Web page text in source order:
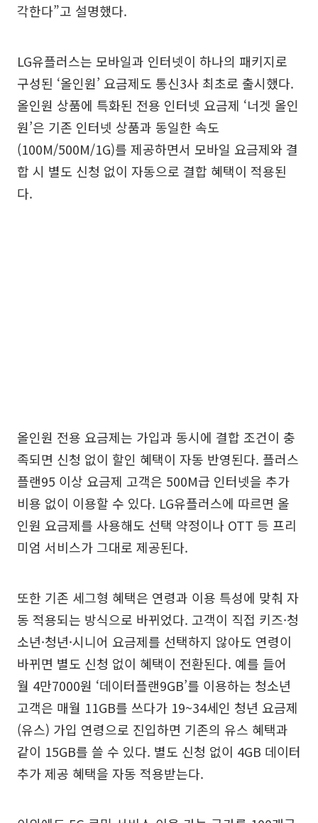
각한다”고 설명했다.
LG유플러스는 모바일과 인터넷이 하나의 패키지로
구성된 ‘올인원’ 요금제도 통신3사 최초로 출시했다.
올인원 상품에 특화된 전용 인터넷 요금제 ‘너겟 올인
원’은 기존 인터넷 상품과 동일한 속도
(100M/500M/1G)를 제공하면서 모바일 요금제와 결
합 시 별도 신청 없이 자동으로 결합 혜택이 적용된
다.
올인원 전용 요금제는 가입과 동시에 결합 조건이 충
족되면 신청 없이 할인 혜택이 자동 반영된다. 플러스
플랜95 이상 요금제 고객은 500M급 인터넷을 추가
비용 없이 이용할 수 있다. LG유플러스에 따르면 올
인원 요금제를 사용해도 선택 약정이나 OTT 등 프리
미엄 서비스가 그대로 제공된다.
또한 기존 세그형 혜택은 연령과 이용 특성에 맞춰 자
동 적용되는 방식으로 바뀌었다. 고객이 직접 키즈·청
소년·청년·시니어 요금제를 선택하지 않아도 연령이
바뀌면 별도 신청 없이 혜택이 전환된다. 예를 들어
월 4만7000원 ‘데이터플랜9GB’를 이용하는 청소년
고객은 매월 11GB를 쓰다가 19~34세인 청년 요금제
(유스) 가입 연령으로 진입하면 기존의 유스 혜택과
같이 15GB를 쓸 수 있다. 별도 신청 없이 4GB 데이터
추가 제공 혜택을 자동 적용받는다.